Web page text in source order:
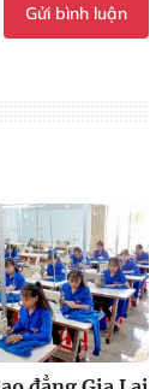
Gửi bình luận